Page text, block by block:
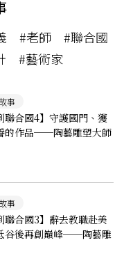
#老師
#聯合國
#藝術家
事
聯合國4】守護國門、獲
的作品──陶藝雕塑大師
事
聯合國3】辭去教職赴美
谷後再創巔峰──陶藝雕
黃金時代